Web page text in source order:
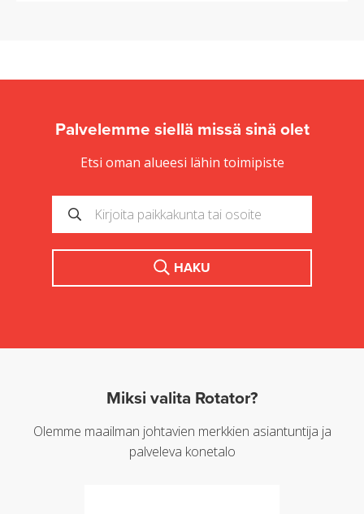
Palvelemme siellä missä sinä olet
Etsi oman alueesi lähin toimipiste
HAKU
Miksi valita Rotator?
Olemme maailman johtavien merkkien asiantuntija ja
palveleva konetalo